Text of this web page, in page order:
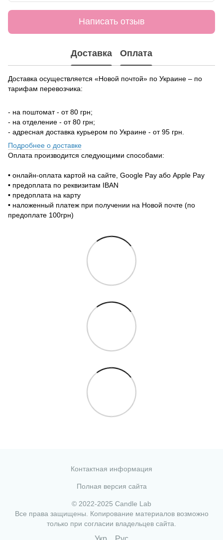
Написать отзыв
Доставка Оплата
Доставка осуществляется «Новой почтой» по Украине – по
тарифам перевозчика:
- на поштомат - от 80 грн;
- на отделение - от 80 грн;
- адресная доставка курьером по Украине - от 95 грн.
Подробнее о доставке
Оплата производится следующими способами:
• онлайн-оплата картой на сайте, Google Pay або Apple Pay
• предоплата по реквизитам IBAN
• предоплата на карту
• наложенный платеж при получении на Новой почте (по
предоплате 100грн)
Контактная информация
Полная версия сайта
© 2022-2025 Candle Lab
Все права защищены. Копирование материалов возможно
только при согласии владельцев сайта.